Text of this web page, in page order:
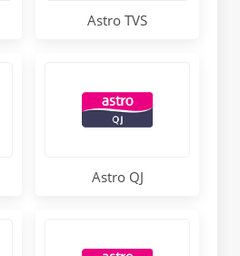
Astro TVS
Astro QJ